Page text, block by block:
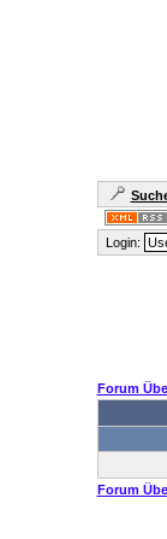
Login:
Forum
Forum